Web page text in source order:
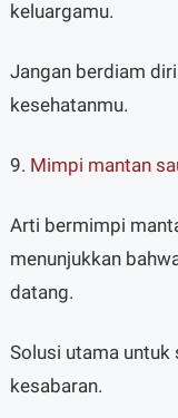
keluargamu.
Jangan berdiam
kesehatanmu.
9. Mimpi mantan
Arti bermimpi
menunjukkan
datang.
Solusi utama untuk
kesabaran.